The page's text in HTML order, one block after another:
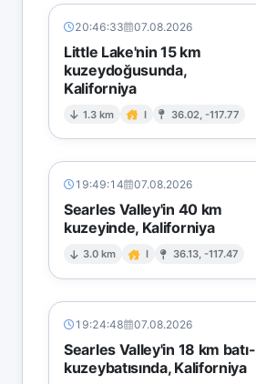
20:46:33 07.08.2026
Little Lake'nin 15 km
kuzeydoğusunda,
Kaliforniya
1.3 km I 36.02, -117.77
19:49:14 07.08.2026
Searles Valley'in 40 km
kuzeyinde, Kaliforniya
3.0 km I 36.13, -117.47
19:24:48 07.08.2026
Searles Valley'in 18 km batı-
kuzeybatısında, Kaliforniya